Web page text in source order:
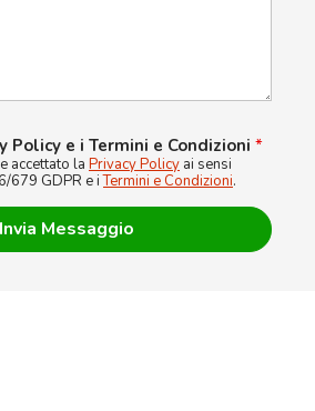
Policy e i Termini e Condizioni *
accettato la Privacy Policy ai sensi
679 GDPR e iTermini e Condizioni.